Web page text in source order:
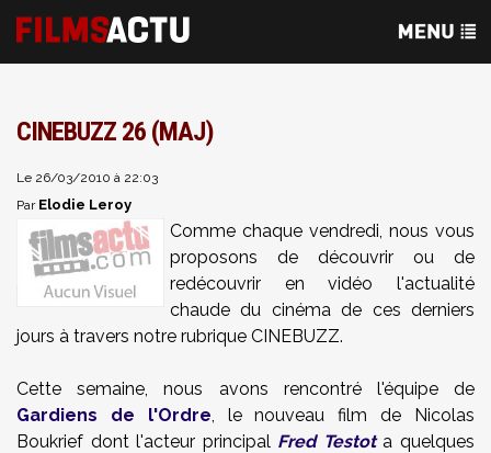
CINEBUZZ 26 (MAJ)
Le 26/03/2010 à 22:03
Par Elodie Leroy
Comme chaque vendredi, nous vous
proposons de découvrir ou de
redécouvrir en vidéo l'actualité
chaude du cinéma de ces derniers
jours à travers notre rubrique CINEBUZZ.
Cette semaine, nous avons rencontré l'équipe de
Gardiens de l'Ordre, le nouveau film de Nicolas
Boukrief dont l'acteur principal Fred Testota quelques